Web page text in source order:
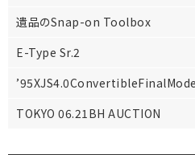
遺品のSnap-on Toolbox
E-Type Sr.2
’95XJS4.0ConvertibleFinalModel
TOKYO 06.21BH AUCTION